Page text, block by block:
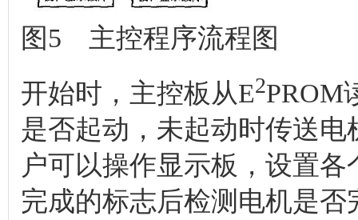
图5 主控程序流程图
开始时，主控板从E2PROM
是否起动，未起动时传送
户可以操作显示板，设置
完成的标志后检测电机是